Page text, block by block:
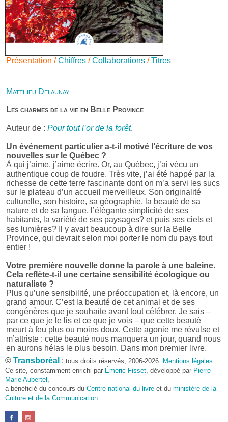
Présentation /Chiffres /Collaborations /Titres
Matthieu Delaunay
Les charmes de la vie en Belle Province
Auteur de : Pour tout l’or de la forêt.
Un événement particulier a-t-il motivé l’écriture de vos
nouvelles sur le Québec ?
À qui j’aime, j’aime écrire. Or, au Québec, j’ai vécu un
authentique coup de foudre. Très vite, j’ai été happé par la
richesse de cette terre fascinante dont on m’a servi les sucs
sur le plateau d’un accueil merveilleux. Son originalité
culturelle, son histoire, sa géographie, la beauté de sa
nature et de sa langue, l’élégante simplicité de ses
habitants, la variété de ses paysages? et puis ses ciels et
ses lumières? Il y avait beaucoup à dire sur la Belle
Province, qui devrait selon moi porter le nom du pays tout
entier !
Votre première nouvelle donne la parole à une baleine.
Cela reflète-t-il une certaine sensibilité écologique ou
naturaliste ?
Plus qu’une sensibilité, une préoccupation et, là encore, un
grand amour. C’est la beauté de cet animal et de ses
congénères que je souhaite avant tout célébrer. Je sais –
par ce que je le lis et ce que je vois – que cette beauté
meurt à feu plus ou moins doux. Cette agonie me révulse et
m’attriste : cette beauté nous manquera un jour, quand nous
en aurons hélas le plus besoin. Dans mon premier livre,
j’avais pris goût à me mettre dans la peau d’une bête. Outre
l’intérêt de l’exercice littéraire, il me semble que cela peut
être un bon moyen pour transmettre certains messages.
Pourquoi avoir choisi le format des nouvelles plutôt
qu’un autre ?
D’abord parce que j’aime (décidément!) en lire !
© Transboréal : tous droits réservés, 2006-2026. Mentions légales
Ce site, constamment enrichi par Émeric Fisset , développé par Pierre-
Marie Aubertel
a bénéficié du concours du Centre national du livre et du ministère de la
Culture et de la Communication